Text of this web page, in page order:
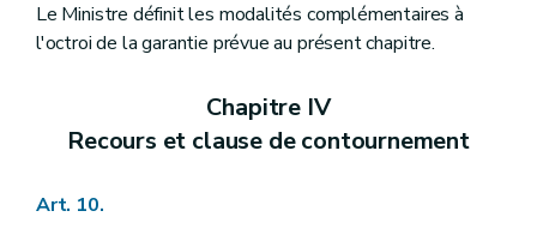
Le Ministre définit les modalités complémentaires à
l'octroi de la garantie prévue au présent chapitre.
Chapitre IV
Recours et clause de contournement
Art. 10.